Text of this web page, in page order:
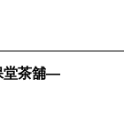
度、そして
ポイントだそ
えば玉露は
堂茶舖―